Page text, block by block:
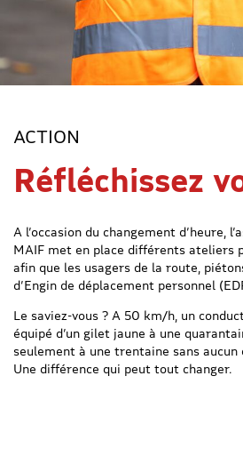
ACTION
Réfléchissez
A l’occasion du changement d’heure,
MAIF met en place différents ateliers
afin que les usagers de la route,
d’Engin de déplacement personnel
Le saviez-vous ? A 50 km/h, un
équipé d’un gilet jaune à une
seulement à une trentaine sans
Une différence qui peut tout changer.